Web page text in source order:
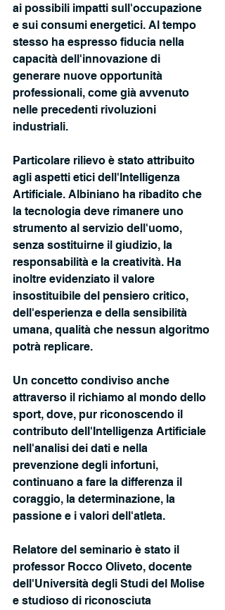
ai possibili impatti sull'occupazione
e sui consumi energetici. Al tempo
stesso ha espresso fiducia nella
capacità dell'innovazione di
generare nuove opportunità
professionali, come già avvenuto
nelle precedenti rivoluzioni
industriali.
Particolare rilievo è stato attribuito
agli aspetti etici dell'Intelligenza
Artificiale. Albiniano ha ribadito che
la tecnologia deve rimanere uno
strumento al servizio dell'uomo,
senza sostituirne il giudizio, la
responsabilità e la creatività. Ha
inoltre evidenziato il valore
insostituibile del pensiero critico,
dell'esperienza e della sensibilità
umana, qualità che nessun algoritmo
potrà replicare.
Un concetto condiviso anche
attraverso il richiamo al mondo dello
sport, dove, pur riconoscendo il
contributo dell'Intelligenza Artificiale
nell'analisi dei dati e nella
prevenzione degli infortuni,
continuano a fare la differenza il
coraggio, la determinazione, la
passione e i valori dell'atleta.
Relatore del seminario è stato il
professor Rocco Oliveto, docente
dell'Università degli Studi del Molise
e studioso di riconosciuta